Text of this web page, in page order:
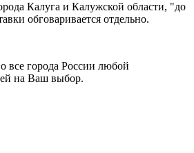
Калуга и Калужской области, "до
обговаривается отдельно.
все города России любой
на Ваш выбор.